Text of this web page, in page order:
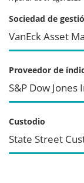
Sociedad de
VanEck Asset
Proveedor de
S&P Dow Jones
Custodio
State Street